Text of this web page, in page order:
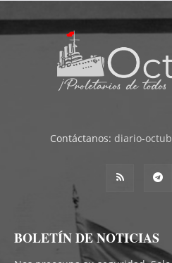
Contáctanos: diario-
BOLETÍN DE NOTICIAS